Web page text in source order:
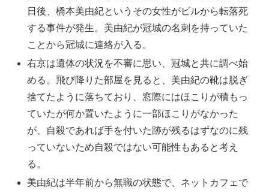
日後、橋本美由紀というその女性がビルから転落死
する事件が発生。美由紀が冠城の名刺を持っていた
ことから冠城に連絡が入る。
右京は遺体の状況を不審に思い、冠城と共に調べ始
める。飛び降りた部屋を見ると、美由紀の靴は脱ぎ
捨てたように落ちており、窓際にはほこりが積もっ
ていたが何か置いたように一部ほこりがなかった
が、自殺であれば手を付いた跡が残るはずなのに残
っていないため自殺ではない可能性もあると考え
る。
美由紀は半年前から無職の状態で、ネットカフェで